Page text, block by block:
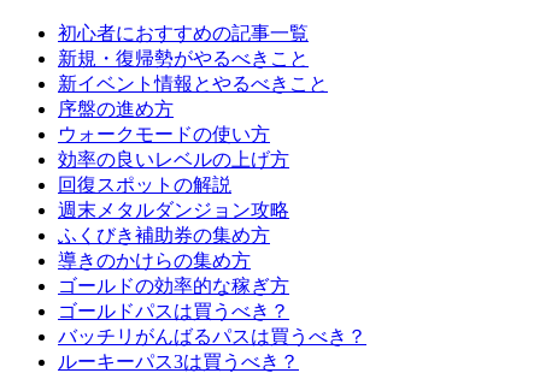
初心者におすすめの記事一覧
新規・復帰勢がやるべきこと
新イベント情報とやるべきこと
序盤の進め方
ウォークモードの使い方
効率の良いレベルの上げ方
回復スポットの解説
週末メタルダンジョン攻略
ふくびき補助券の集め方
導きのかけらの集め方
ゴールドの効率的な稼ぎ方
ゴールドパスは買うべき？
バッチリがんばるパスは買うべき？
ルーキーパス3は買うべき？